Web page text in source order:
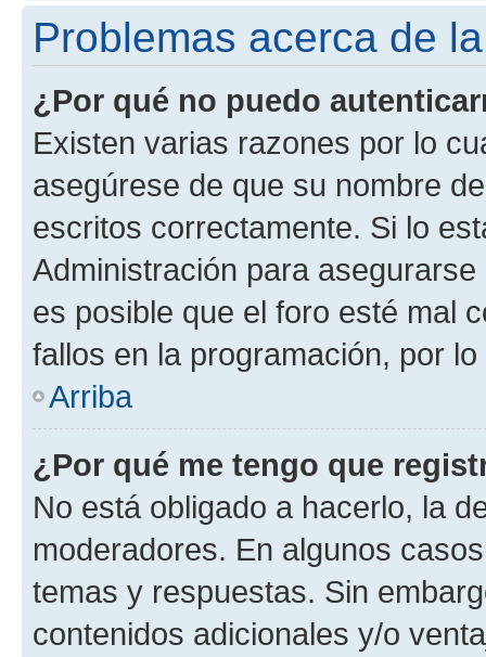
Problemas acerca de
¿Por qué no puedo
Existen varias razones por lo
asegúrese de que su nombre
escritos correctamente. Si lo
Administración para
es posible que el foro esté mal
fallos en la programación, por
Arriba
¿Por qué me tengo que
No está obligado a hacerlo, la
moderadores. En algunos
temas y respuestas. Sin
contenidos adicionales y/o